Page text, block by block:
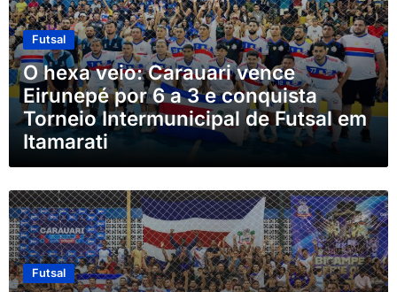
Futsal
O hexa veio: Carauari vence
Eirunepé por 6 a 3 e conquista
Torneio Intermunicipal de Futsal em
Itamarati
Futsal